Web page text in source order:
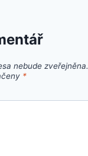
nebude zveřejněna.
*